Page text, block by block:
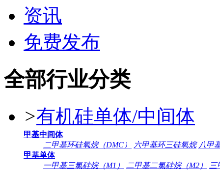
资讯
免费发布
全部行业分类
>有机硅单体/中间体
甲基中间体
二甲基环硅氧烷（DMC）
六甲基环三硅氧烷 八甲
甲基单体
一甲基三氯硅烷（M1）
二甲基二氯硅烷（M2）
三